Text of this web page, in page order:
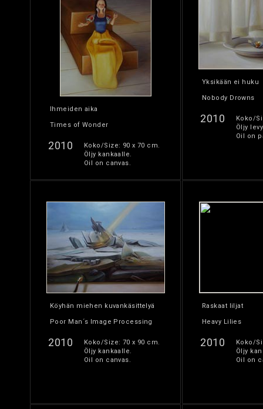
Ihmeiden aika
Times of Wonder
2010
Koko/Size: 90 x 70 cm.
Öljy kankaalle.
Oil on canvas.
Yksikään ei huku
Nobody Drowns
2010
Koko/
Öljy
Oil on
Köyhän miehen kuvankäsittelyä
Poor Man´s Image Processing
2010
Koko/Size: 70 x 90 cm.
Öljy kankaalle.
Oil on canvas.
Raskaat liljat
Heavy Lilies
2010
Koko/
Öljy
Oil on